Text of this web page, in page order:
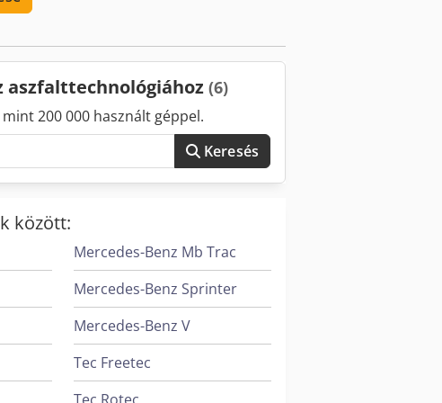
aszfalttechnológiához (6)
200 000 használt géppel.
Keresés
között:
Mercedes-Benz Mb Trac
Mercedes-Benz Sprinter
Mercedes-Benz V
Tec Freetec